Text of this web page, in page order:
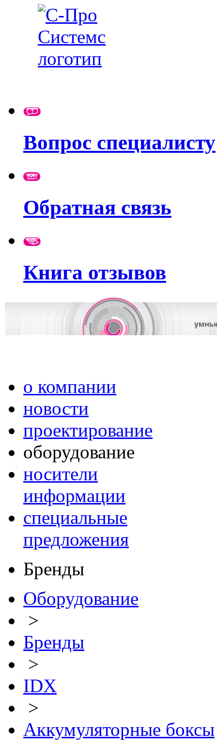
Вопрос специалисту
Обратная связь
Книга отзывов
о компании
новости
проектирование
оборудование
носители
информации
специальные
предложения
Бренды
Оборудование
>
Бренды
>
IDX
>
Аккумуляторные боксы